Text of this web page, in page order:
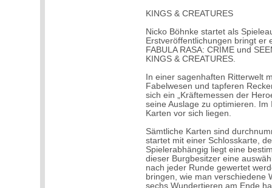
KINGS & CREATURES
Nicko Böhnke startet als
Erstveröffentlichungen bringt er
FABULA RASA: CRIME und
KINGS & CREATURES.
In einer sagenhaften Ritterwelt
Fabelwesen und tapferen
sich ein „Kräftemessen der
seine Auslage zu optimieren.
Karten vor sich liegen.
Sämtliche Karten sind
startet mit einer Schlosskarte,
Spielerabhängig liegt eine
dieser Burgbesitzer eine
nach jeder Runde gewertet
bringen, wie man verschiedene
sechs Wundertieren am Ende